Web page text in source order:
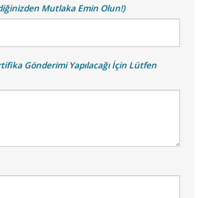
Mutlaka Emin Olun!)
Gönderimi Yapılacağı İçin Lütfen